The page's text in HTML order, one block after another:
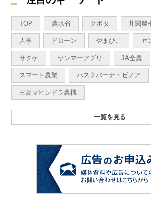
TOP 農水省 クボタ 井関農
人事 ドローン やまびこ ヤ
サタケ ヤンマーアグリ JA全農
スマート農業 ハスクバーナ・ゼノア
三菱マヒンドラ農機
一覧を見る